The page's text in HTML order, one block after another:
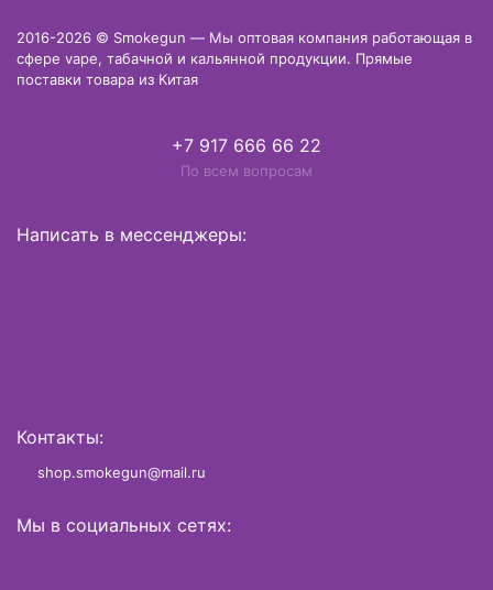
2016-2026 © Smokegun — Мы оптовая компания работающая в
сфере vape, табачной и кальянной продукции. Прямые
поставки товара из Китая
+7 917 666 66 22
По всем вопросам
Написать в мессенджеры:
Контакты:
shop.smokegun@mail.ru
Мы в социальных сетях: